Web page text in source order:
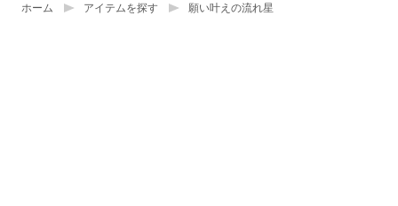
ホーム アイテムを探す 願い叶えの流れ星